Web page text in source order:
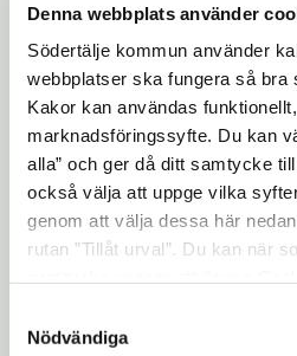
Denna webbplats använder
Södertälje kommun använder
webbplatser ska fungera så bra
Kakor kan användas
marknadsföringssyfte. Du kan
alla” och ger då ditt samtycke
också välja att uppge vilka
genom att välja dessa här
rutan ”Tillåt urval”. Du kan när
"Visa detaljer" kan du läsa om
Nödvändiga
Priset delades ut på
sammanträde med
”Sedan en lång tid har
som växer upp i och kring
självkänsla, storasysters
synliggörande av våld mot
Systrar tar steget mot att
som vänder sig till alla
könsidentitet. Genom
Juventas Bröder arbetas